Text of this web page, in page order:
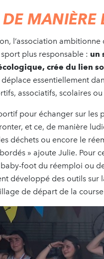
DE MANIÈRE
l’association
plus responsable : un
crée du lien
déplace essentiellement
associatifs, scolaires ou
pour échanger sur
et ce, de manière
déchets ou encore le
» ajoute Julie. Pour
foot du réemploi ou
développé des outils
de départ de la